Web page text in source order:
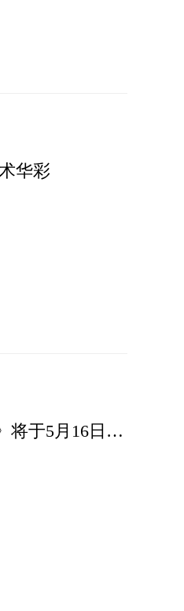
华彩
2025年度国家艺术基金资助项目大型现代吕剧《长调悠悠》将于5月16日首演